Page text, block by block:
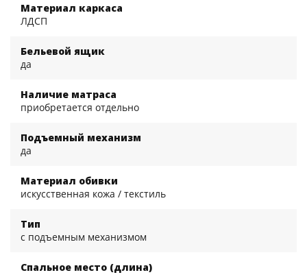
Материал каркаса
ЛДСП
Бельевой ящик
да
Наличие матраса
приобретается отдельно
Подъемный механизм
да
Материал обивки
искусственная кожа / текстиль
Тип
с подъемным механизмом
Спальное место (длина)